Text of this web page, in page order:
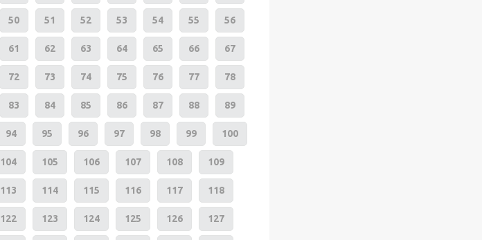
50 51 52 53 54 55 56
61 62 63 64 65 66 67
72 73 74 75 76 77 78
83 84 85 86 87 88 89
94 95 96 97 98 99 100
104 105 106 107 108 109
113 114 115 116 117 118
122 123 124 125 126 127